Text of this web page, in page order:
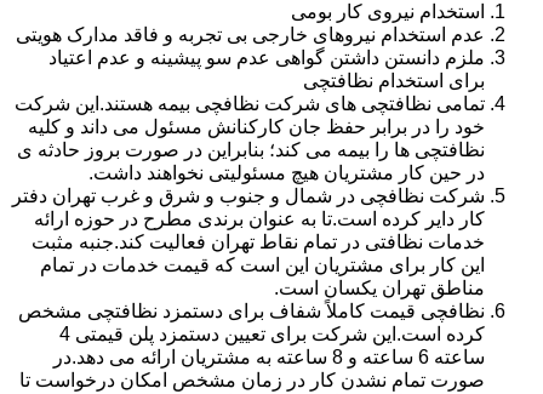
استخدام نیروی کار بومی
عدم استخدام نیروهای خارجی بی تجربه و فاقد مدارک هویتی
ملزم دانستن داشتن گواهی عدم سو پیشینه و عدم اعتیاد
برای استخدام نظافتچی
تمامی نظافتچی های شرکت نظافچی بیمه هستند.این شرکت
خود را در برابر حفظ جان کارکنانش مسئول می داند و کلیه
نظافتچی ها را بیمه می کند؛ بنابراین در صورت بروز حادثه ی
در حین کار مشتریان هیچ مسئولیتی نخواهند داشت.
شرکت نظافچی در شمال و جنوب و شرق و غرب تهران دفتر
کار دایر کرده است.تا به عنوان برندی مطرح در حوزه ارائه
خدمات نظافتی در تمام نقاط تهران فعالیت کند.جنبه مثبت
این کار برای مشتریان این است که قیمت خدمات در تمام
مناطق تهران یکسان است.
نظافچی قیمت کاملاً شفاف برای دستمزد نظافتچی مشخص
کرده است.این شرکت برای تعیین دستمزد پلن قیمتی 4
ساعته 6 ساعته و 8 ساعته به مشتریان ارائه می دهد.در
صورت تمام نشدن کار در زمان مشخص امکان درخواست تا